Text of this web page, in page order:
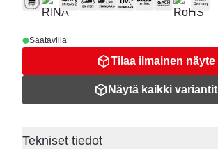
Saatavilla
Tilaa ilmainen näyte
Näytä kaikki variantit
Tekniset tiedot